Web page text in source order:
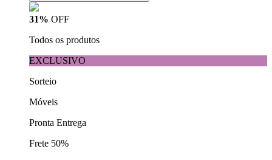
31% OFF
Todos os produtos
EXCLUSIVO
Sorteio
Móveis
Pronta Entrega
Frete 50%